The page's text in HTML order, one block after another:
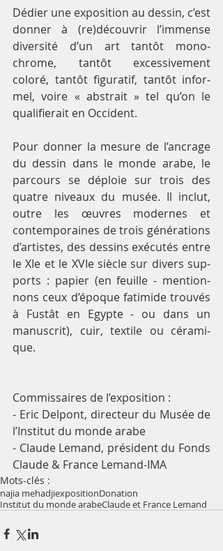
Dédier une expo­si­tion au dessin, c’est
donner à (re)décou­vrir l’immense
diver­sité d’un art tantôt mono­
chrome, tantôt exces­si­ve­ment
coloré, tantôt figu­ra­tif, tantôt infor­
mel, voire « abs­trait » tel qu’on le
qua­li­fie­rait en Occident.
Pour donner la mesure de l’ancrage
du dessin dans le monde arabe, le
par­cours se déploie sur trois des
quatre niveaux du musée. Il inclut,
outre les œuvres moder­nes et
contem­po­rai­nes de trois géné­ra­tions
d’artis­tes, des des­sins exé­cu­tés entre
le XIe et le XVIe siècle sur divers sup­
ports : papier (en feuille - mention­
nons ceux d’époque fati­mide trou­vés
à Fustât en Egypte - ou dans un
manus­crit), cuir, tex­tile ou céra­mi­
que.
Commissaires de l’expo­si­tion :
- Eric Delpont, direc­teur du Musée de
l’Institut du monde arabe
- Claude Lemand, pré­si­dent du Fonds
Claude & France Lemand-IMA
Mots-clés :
najia mehadjiexpositionDonation
Institut du monde arabeClaude et France Lemand